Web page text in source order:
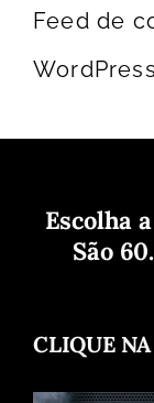
Feed de
Escolha
São
CLIQUE